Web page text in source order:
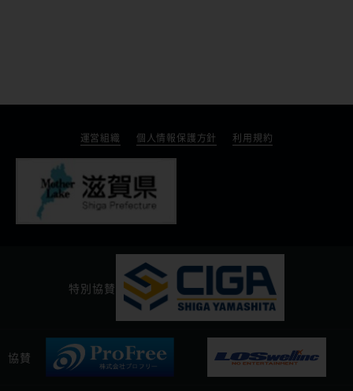
運営組織 個人情報保護方針 利用規約
特別協賛
協賛